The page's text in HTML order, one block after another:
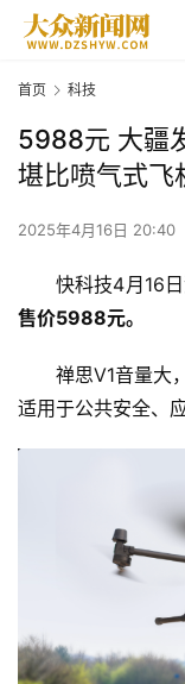
首页 科技
5988元 大疆
堪比喷气式飞
2025年4月16日 20:40
快科技4月16
售价5988元。
禅思V1音量大
适用于公共安全、